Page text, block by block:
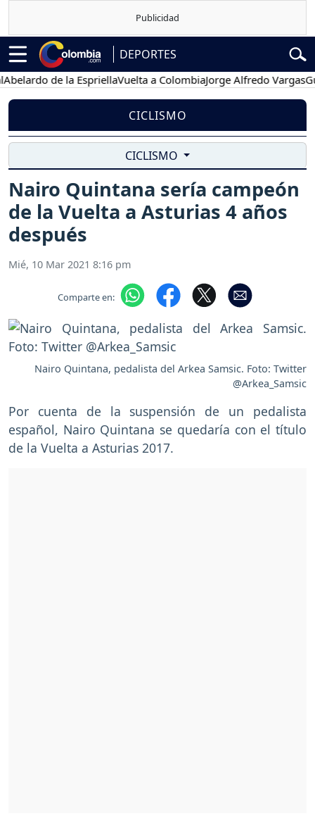
DEPORTES
de la EspriellaVuelta a ColombiaJorge Alfredo Vargas
CICLISMO
CICLISMO
Nairo Quintana sería campeón
de la Vuelta a Asturias 4 años
después
Mié, 10 Mar 2021 8:16 pm
Comparte en:
Nairo Quintana, pedalista del Arkea Samsic. Foto: Twitter
@Arkea_Samsic
Por cuenta de la suspensión de un pedalista
español, Nairo Quintana se quedaría con el título
de la Vuelta a Asturias 2017.